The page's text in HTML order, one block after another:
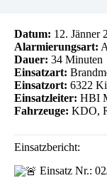
Datum: 12. Jänner
Alarmierungsart:
Dauer: 34 Minuten
Einsatzart:
Einsatzort: 6322
Einsatzleiter: HBI
Fahrzeuge: KDO,
Einsatzbericht:
Einsatz Nr.: